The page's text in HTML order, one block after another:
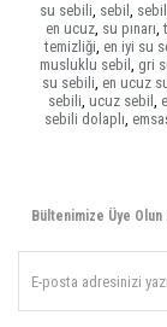
su sebili, sebil ,
en ucuz, su pınarı,
temizliği, en iyi su
musluklu sebil , gri
su sebili, en ucuz
sebili, ucuz sebil ,
sebili dolaplı,
Bültenimize Üye